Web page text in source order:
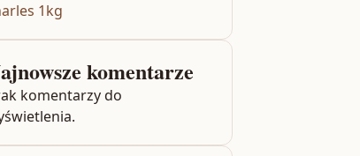
1kg
komentarze
komentarzy do